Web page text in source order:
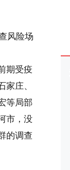
风险场
期受疫
庄、
等局部
市，没
的调查